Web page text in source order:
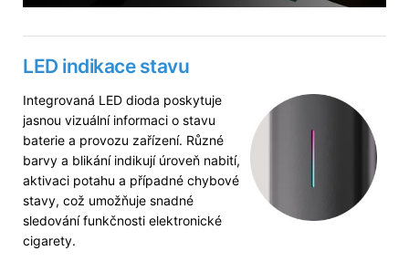
LED indikace stavu
Integrovaná LED dioda poskytuje
jasnou vizuální informaci o stavu
baterie a provozu zařízení. Různé
barvy a blikání indikují úroveň nabití,
aktivaci potahu a případné chybové
stavy, což umožňuje snadné
sledování funkčnosti elektronické
cigarety.